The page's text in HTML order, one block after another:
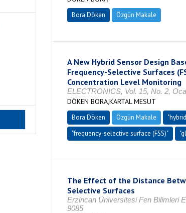
Bora Döken Özgün Makale
A New Hybrid Sensor Design
Frequency-Selective Surfaces
Concentration Level Monitoring
ELECTRONICS, Vol. 15, No. 2,
DÖKEN BORA,KARTAL MESUT
Bora Döken Özgün Makale
"frequency-selective surface (FSS)"
The Effect of the Distance
Selective Surfaces
Erzincan Üniversitesi Fen Bilimleri
9085